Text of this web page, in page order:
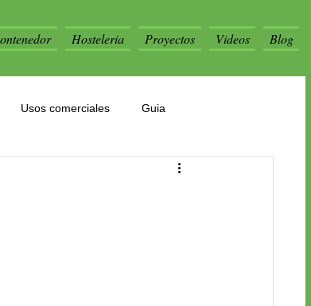
Hosteleria Proyectos Videos Blog
Usos comerciales Guia